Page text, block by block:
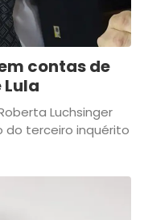
contas de
Luchsinger
terceiro inquérito